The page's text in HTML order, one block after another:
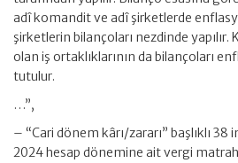
adî komandit ve adî şirketlerde
şirketlerin bilançoları nezdinde
olan iş ortaklıklarının da bilançoları
tutulur.
…”,
– “Cari dönem kârı/zararı” başlıklı 38
2024 hesap dönemine ait vergi